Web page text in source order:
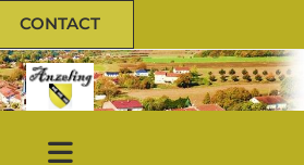
CONTACT